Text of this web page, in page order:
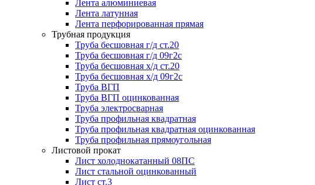
Лента алюминиевая
Лента латунная
Лента перфорированная прямая
Трубная продукция
Труба бесшовная г/д ст.20
Труба бесшовная г/д 09г2с
Труба бесшовная х/д ст.20
Труба бесшовная х/д 09г2с
Труба ВГП
Труба ВГП оцинкованная
Труба электросварная
Труба профильная квадратная
Труба профильная квадратная оцинкованная
Труба профильная прямоугольная
Листовой прокат
Лист холоднокатанный 08ПС
Лист стальной оцинкованный
Лист ст.3